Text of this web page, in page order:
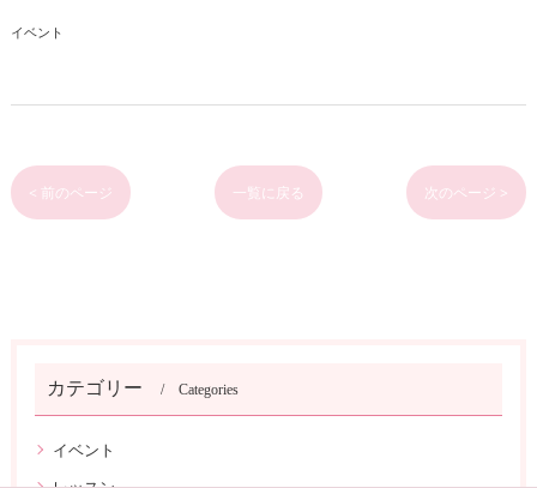
イベント
< 前のページ 一覧に戻る 次のページ >
カテゴリー Categories
イベント